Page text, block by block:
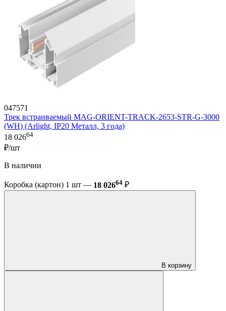
047571
Трек встраиваемый MAG-ORIENT-TRACK-2653-STR-G-3000
(WH) (Arlight, IP20 Металл, 3 года)
18 02664
₽/шт
В наличии
Коробка (картон) 1 шт — 18 02664 ₽
В корзину